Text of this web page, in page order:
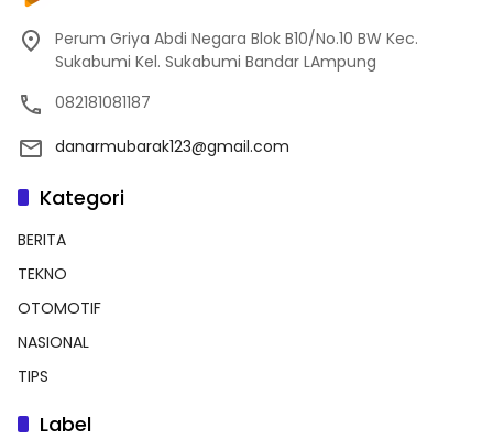
Perum Griya Abdi Negara Blok B10/No.10 BW Kec.
Sukabumi Kel. Sukabumi Bandar LAmpung
082181081187
danarmubarak123@gmail.com
Kategori
BERITA
TEKNO
OTOMOTIF
NASIONAL
TIPS
Label